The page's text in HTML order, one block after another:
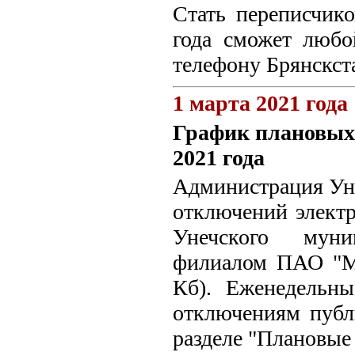
Стать
года сможет
телефону
1 марта 2021 года
График
2021 года
Администрация
отключений
Унечского
филиалом ПАО
Кб).
отключениям
разделе